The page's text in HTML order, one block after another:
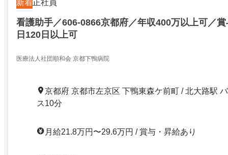
新着正社員
看護助手／606-0866京都府／年収400万以上可／
日120日以上可
医療法人社団順和会 京都下鴨病院
京都府 京都市左京区 下鴨東森ケ前町 / 北大路駅 バ
ス10分
月給21.8万円〜29.6万円 / 賞与・昇給あり